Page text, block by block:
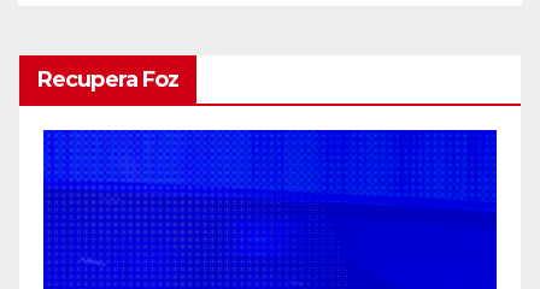
Recupera Foz